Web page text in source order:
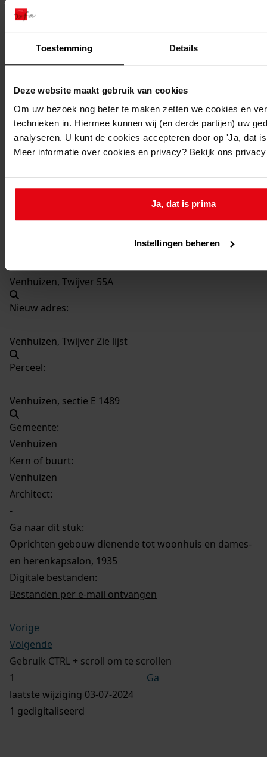
Toestemming Details
Deze website maakt gebruik van cookies
Om uw bezoek nog beter te maken zetten we cookies en
technieken in. Hiermee kunnen wij (en derde partijen) uw
analyseren. U kunt de cookies accepteren door op 'Ja, dat
Meer informatie over cookies en privacy? Bekijk ons
Ja, dat is prima
Instellingen beheren
1222Oprichten gebouw dienende tot woonhuis en
dames- en herenkapsalon, 1935
Datering:
1935
Oprichten gebouw dienende tot woonhuis en dames-
en herenkapsalon
Datum vergunning:
28-08-1935
Venhuizen, Twijver 55A
Nieuw adres:
Venhuizen, Twijver Zie lijst
Perceel:
Venhuizen, sectie E 1489
Gemeente:
Venhuizen
Kern of buurt:
Venhuizen
Architect:
-
Ga naar dit stuk:
Oprichten gebouw dienende tot woonhuis en dames-
en herenkapsalon, 1935
Digitale bestanden:
Bestanden per e-mail ontvangen
Vorige
Volgende
Gebruik CTRL + scroll om te scrollen
Ga
laatste wijziging 03-07-2024
1 gedigitaliseerd